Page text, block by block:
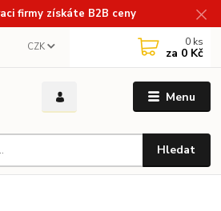
firmy získáte B2B ceny
Menu
CZK
Hledat
0 ks
za 0 Kč